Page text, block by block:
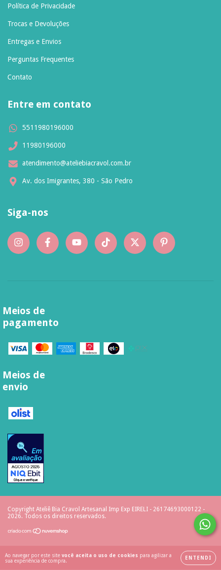
Ao navegar por este site você aceita o uso de cookies para agilizar a
sua experiência de compra.
ENTENDI
Política de Privacidade
Trocas e Devoluções
Entregas e Envios
Perguntas Frequentes
Contato
Entre em contato
5511980196000
11980196000
atendimento@ateliebiacravol.com.br
Av. dos Imigrantes, 380 - São Pedro
Siga-nos
Meios de
pagamento
Meios de
envio
Copyright Ateliê Bia Cravol Artesanal Imp Exp EIRELI - 26174693000122 -
2026. Todos os direitos reservados.